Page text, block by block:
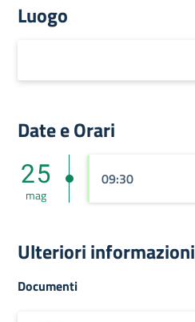
Luogo
Date e Orari
25
mag
09:30
Ulteriori informazioni
Documenti